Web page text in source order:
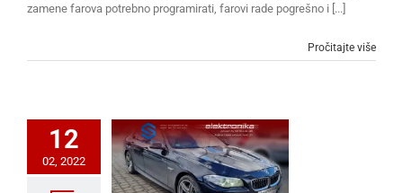
zamene farova potrebno programirati, farovi rade pogrešno i [...]
Pročitajte više
12
02, 2022
BMW 5 Serie 530 EDC
17C56 AdBlue Off